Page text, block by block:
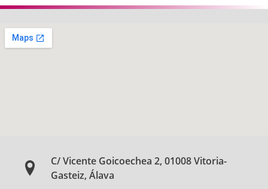
C/ Vicente Goicoechea 2, 01008 Vitoria-
Gasteiz, Álava